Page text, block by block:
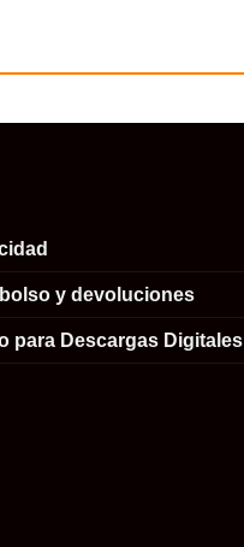
y devoluciones
para Descargas Digitales